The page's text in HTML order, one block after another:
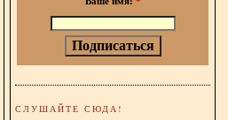
СЛУШАЙТЕ СЮДА!